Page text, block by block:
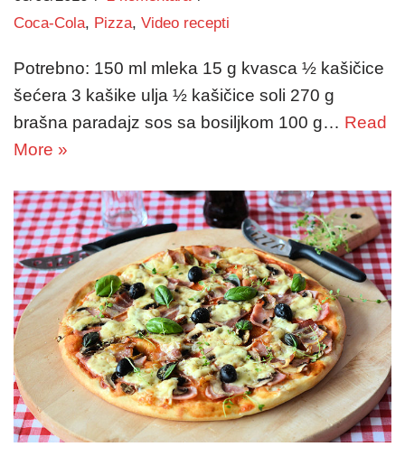
Coca-Cola, Pizza, Video recepti
Potrebno: 150 ml mleka 15 g kvasca ½ kašičice
šećera 3 kašike ulja ½ kašičice soli 270 g
brašna paradajz sos sa bosiljkom 100 g… Read
More »